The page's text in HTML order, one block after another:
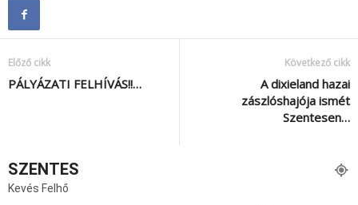
Előző cikk
PÁLYÁZATI FELHÍVÁS!!…
Következő cikk
A dixieland hazai
zászlóshajója ismét
Szentesen…
SZENTES
Kevés Felhő